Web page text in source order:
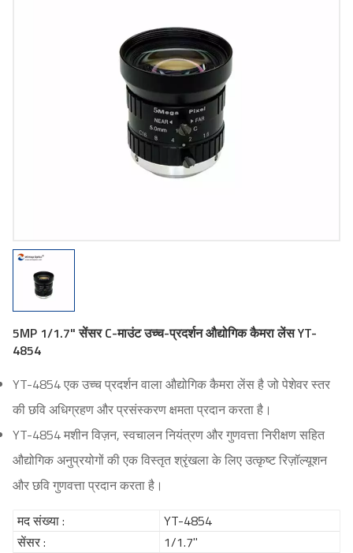
5MP 1/1.7" सेंसर C-माउंट उच्च-प्रदर्शन औद्योगिक कैमरा लेंस YT-
4854
YT-4854 एक उच्च प्रदर्शन वाला औद्योगिक कैमरा लेंस है जो पेशेवर स्तर
की छवि अधिग्रहण और प्रसंस्करण क्षमता प्रदान करता है।
YT-4854 मशीन विज़न, स्वचालन नियंत्रण और गुणवत्ता निरीक्षण सहित
औद्योगिक अनुप्रयोगों की एक विस्तृत श्रृंखला के लिए उत्कृष्ट रिज़ॉल्यूशन
और छवि गुणवत्ता प्रदान करता है।
मद संख्या :
YT-4854
सेंसर :
1/1.7"